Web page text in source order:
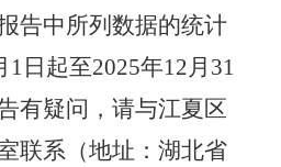
告中所列数据的统计
1日起至2025年12月31
有疑问，请与江夏区
联系（地址：湖北省